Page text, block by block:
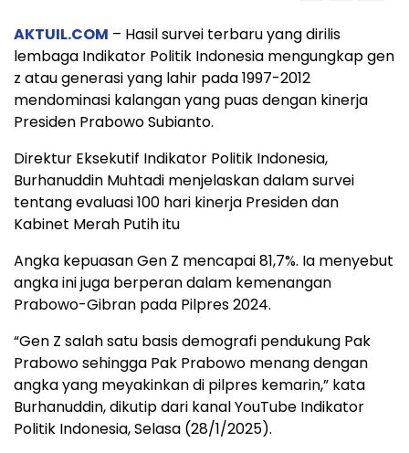
AKTUIL.COM – Hasil survei terbaru yang dirilis
lembaga Indikator Politik Indonesia mengungkap gen
z atau generasi yang lahir pada 1997-2012
mendominasi kalangan yang puas dengan kinerja
Presiden Prabowo Subianto.
Direktur Eksekutif Indikator Politik Indonesia,
Burhanuddin Muhtadi menjelaskan dalam survei
tentang evaluasi 100 hari kinerja Presiden dan
Kabinet Merah Putih itu
Angka kepuasan Gen Z mencapai 81,7%. Ia menyebut
angka ini juga berperan dalam kemenangan
Prabowo-Gibran pada Pilpres 2024.
“Gen Z salah satu basis demografi pendukung Pak
Prabowo sehingga Pak Prabowo menang dengan
angka yang meyakinkan di pilpres kemarin,” kata
Burhanuddin, dikutip dari kanal YouTube Indikator
Politik Indonesia, Selasa (28/1/2025).